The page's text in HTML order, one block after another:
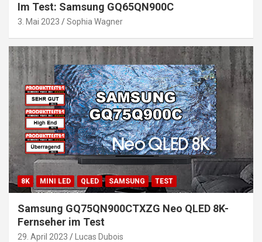
Im Test: Samsung GQ65QN900C
3. Mai 2023 Sophia Wagner
8K MINI LED QLED SAMSUNG TEST
Samsung GQ75QN900CTXZG Neo QLED 8K-
Fernseher im Test
29. April 2023 Lucas Dubois